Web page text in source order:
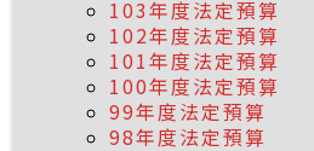
103年度法定預算
102年度法定預算
101年度法定預算
100年度法定預算
99年度法定預算
98年度法定預算